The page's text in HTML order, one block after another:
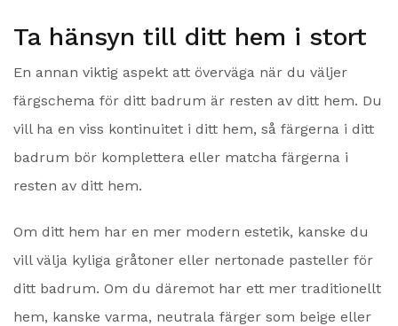
Ta hänsyn till ditt hem i stort
En annan viktig aspekt att överväga när du väljer
färgschema för ditt badrum är resten av ditt hem. Du
vill ha en viss kontinuitet i ditt hem, så färgerna i ditt
badrum bör komplettera eller matcha färgerna i
resten av ditt hem.
Om ditt hem har en mer modern estetik, kanske du
vill välja kyliga gråtoner eller nertonade pasteller för
ditt badrum. Om du däremot har ett mer traditionellt
hem, kanske varma, neutrala färger som beige eller